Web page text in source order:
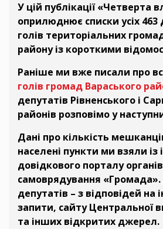
У цій публікації «Четверта
оприлюднює списки усіх 463
голів територіальних
району із короткими
Раніше ми вже писали про
голів громад Вараського
депутатів Рівненського і
районів розповімо у
Дані про кількість
населені пункти ми взяли із
довідкового порталу
самоврядування «Громада».
депутатів – з відповідей на
запити, сайту Центральної
та інших відкритих джерел.